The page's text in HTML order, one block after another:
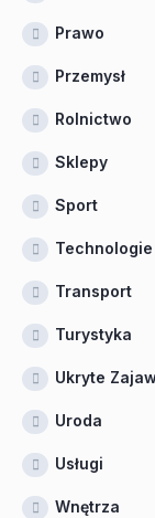
Prawo
Przemysł
Rolnictwo
Sklepy
Sport
Technologie
Transport
Turystyka
Ukryte
Uroda
Usługi
Wnętrza